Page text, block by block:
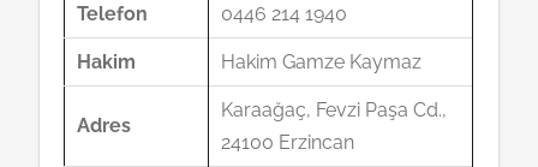
Telefon 0446 214 1940
Hakim Hakim Gamze Kaymaz
Adres
Karaağaç, Fevzi Paşa Cd.,
24100 Erzincan